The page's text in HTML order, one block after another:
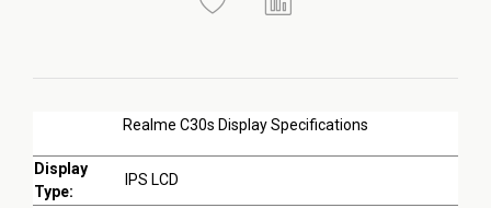
Realme C30s Display Specifications
Display
Type:
IPS LCD